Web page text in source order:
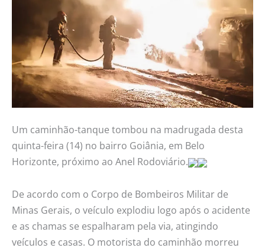
Um caminhão-tanque tombou na madrugada desta
quinta-feira (14) no bairro Goiânia, em Belo
Horizonte, próximo ao Anel Rodoviário.
De acordo com o Corpo de Bombeiros Militar de
Minas Gerais, o veículo explodiu logo após o acidente
e as chamas se espalharam pela via, atingindo
veículos e casas. O motorista do caminhão morreu